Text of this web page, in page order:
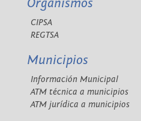
Organismos
CIPSA
REGTSA
Municipios
Información Municipal
ATM técnica a municipios
ATM jurídica a municipios